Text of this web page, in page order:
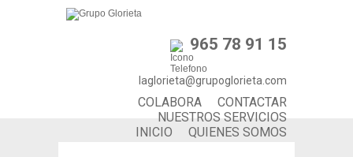
965 78 91 15
laglorieta@grupoglorieta.com
CONTACTAR
COLABORA
NUESTROS SERVICIOS
QUIENES SOMOS
INICIO